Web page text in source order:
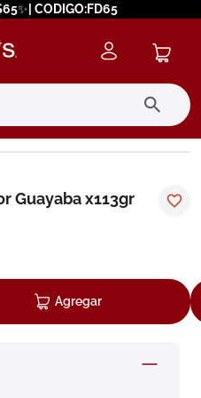
CODIGO:FD65
Guayaba x113gr
Agregar